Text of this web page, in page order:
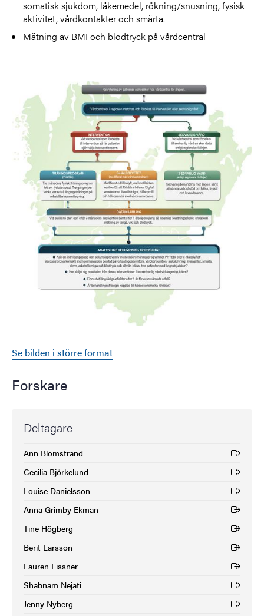
somatisk sjukdom, läkemedel, rökning/snusning, fysisk
aktivitet, vårdkontakter och smärta.
Mätning av BMI och blodtryck på vårdcentral
Se bilden i större format
Forskare
Deltagare
Ann Blomstrand
(Extern länk)
Cecilia Björkelund
(Extern länk)
Louise Danielsson
(Extern länk)
Anna Grimby Ekman
(Extern länk)
Tine Högberg
(Extern länk)
Berit Larsson
(Extern länk)
Lauren Lissner
(Extern länk)
Shabnam Nejati
(Extern länk)
Jenny Nyberg
(Extern länk)